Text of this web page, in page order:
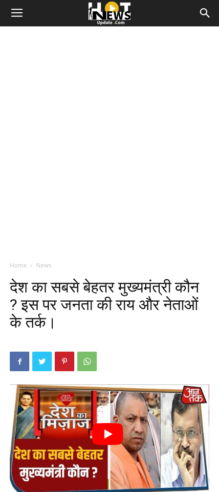
Home News
देश का सबसे बेहतर मुख्यमंत्री कौन
? इस पर जनता की राय और नेताओं
के तर्क।